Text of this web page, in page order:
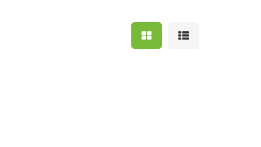
Mostrar resultados em
Mostrar